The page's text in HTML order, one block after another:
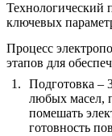
Технологический
ключевых
Процесс
этапов для
Подготовка –
любых масел,
помешать
готовность